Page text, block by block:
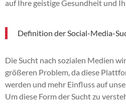
auf Ihre geistige Gesundheit und
Definition der Social-Media-
Die Sucht nach sozialen Medien
größeren Problem, da diese
werden und mehr Einfluss auf
Um diese Form der Sucht zu